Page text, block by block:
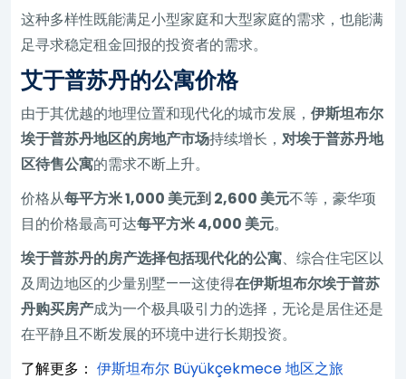
这种多样性既能满足小型家庭和大型家庭的需求，也能满
足寻求稳定租金回报的投资者的需求。
艾于普苏丹的公寓价格
由于其优越的地理位置和现代化的城市发展，伊斯坦布尔
埃于普苏丹地区的房地产市场持续增长，对埃于普苏丹地
区待售公寓的需求不断上升。
价格从每平方米 1,000 美元到 2,600 美元不等，豪华项
目的价格最高可达每平方米 4,000 美元。
埃于普苏丹的房产选择包括现代化的公寓、综合住宅区以
及周边地区的少量别墅——这使得在伊斯坦布尔埃于普苏
丹购买房产成为一个极具吸引力的选择，无论是居住还是
在平静且不断发展的环境中进行长期投资。
了解更多： 伊斯坦布尔 Büyükçekmece 地区之旅